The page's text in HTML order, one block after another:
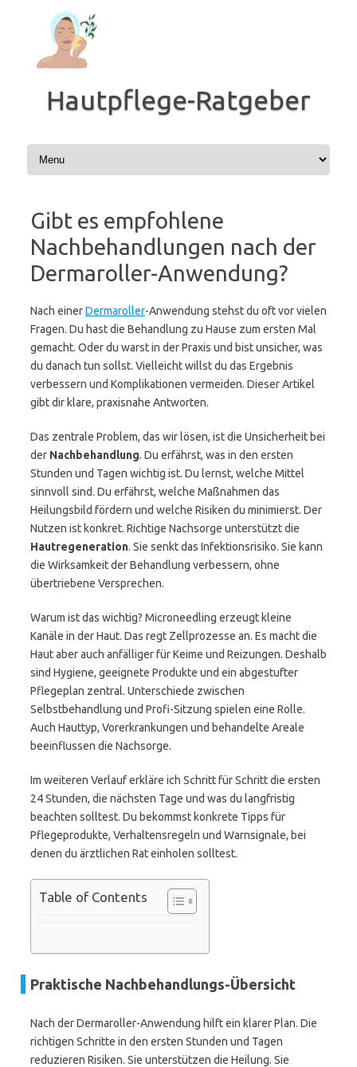
springen
Hautpflege-Ratgeber
Gibt es empfohlene
Nachbehandlungen nach der
Dermaroller-Anwendung?
Nach einerDermaroller-Anwendung stehst du oft vor vielen
Fragen. Du hast die Behandlung zu Hause zum ersten Mal
gemacht. Oder du warst in der Praxis und bist unsicher, was
du danach tun sollst. Vielleicht willst du das Ergebnis
verbessern und Komplikationen vermeiden. Dieser Artikel
gibt dir klare, praxisnahe Antworten.
Das zentrale Problem, das wir lösen, ist die Unsicherheit bei
der Nachbehandlung. Du erfährst, was in den ersten
Stunden und Tagen wichtig ist. Du lernst, welche Mittel
sinnvoll sind. Du erfährst, welche Maßnahmen das
Heilungsbild fördern und welche Risiken du minimierst. Der
Nutzen ist konkret. Richtige Nachsorge unterstützt die
Hautregeneration. Sie senkt das Infektionsrisiko. Sie kann
die Wirksamkeit der Behandlung verbessern, ohne
übertriebene Versprechen.
Warum ist das wichtig? Microneedling erzeugt kleine
Kanäle in der Haut. Das regt Zellprozesse an. Es macht die
Haut aber auch anfälliger für Keime und Reizungen. Deshalb
sind Hygiene, geeignete Produkte und ein abgestufter
Pflegeplan zentral. Unterschiede zwischen
Selbstbehandlung und Profi-Sitzung spielen eine Rolle.
Auch Hauttyp, Vorerkrankungen und behandelte Areale
beeinflussen die Nachsorge.
Im weiteren Verlauf erkläre ich Schritt für Schritt die ersten
24 Stunden, die nächsten Tage und was du langfristig
beachten solltest. Du bekommst konkrete Tipps für
Pflegeprodukte, Verhaltensregeln und Warnsignale, bei
denen du ärztlichen Rat einholen solltest.
Table of Contents
Praktische Nachbehandlungs-Übersicht
Nach der Dermaroller-Anwendung hilft ein klarer Plan. Die
richtigen Schritte in den ersten Stunden und Tagen
reduzieren Risiken. Sie unterstützen die Heilung. Sie